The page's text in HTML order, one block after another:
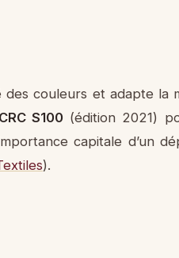
couleurs et adapte la
S100 (édition 2021)
capitale d’un
).